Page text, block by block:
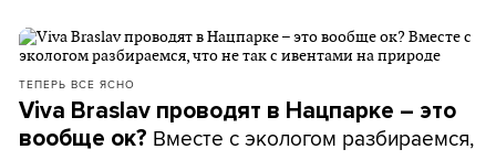
ТЕПЕРЬ ВСЕ ЯСНО
Viva Braslav проводят в Нацпарке – это
вообще ок? Вместе с экологом разбираемся,